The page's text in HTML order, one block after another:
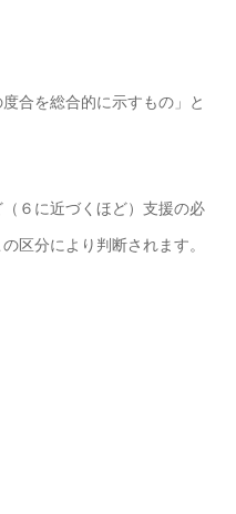
合を総合的に示すもの」と
６に近づくほど）支援の必
区分により判断されます。